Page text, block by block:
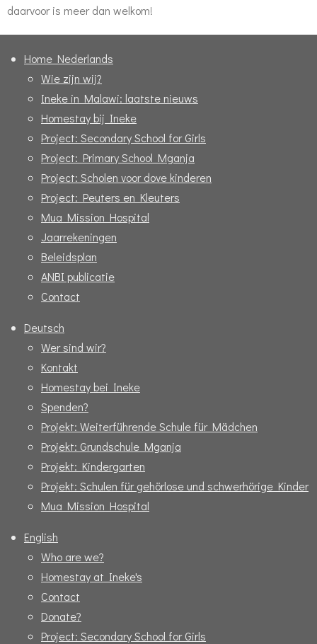
daarvoor is meer dan welkom!
Home Nederlands
Wie zijn wij?
Ineke in Malawi: laatste nieuws
Homestay bij Ineke
Project: Secondary School for Girls
Project: Primary School Mganja
Project: Scholen voor dove kinderen
Project: Peuters en Kleuters
Mua Mission Hospital
Jaarrekeningen
Beleidsplan
ANBI publicatie
Contact
Deutsch
Wer sind wir?
Kontakt
Homestay bei Ineke
Spenden?
Projekt: Weiterführende Schule für Mädchen
Projekt: Grundschule Mganja
Projekt: Kindergarten
Projekt: Schulen für gehörlose und schwerhörige Kinder
Mua Mission Hospital
English
Who are we?
Homestay at Ineke's
Contact
Donate?
Project: Secondary School for Girls